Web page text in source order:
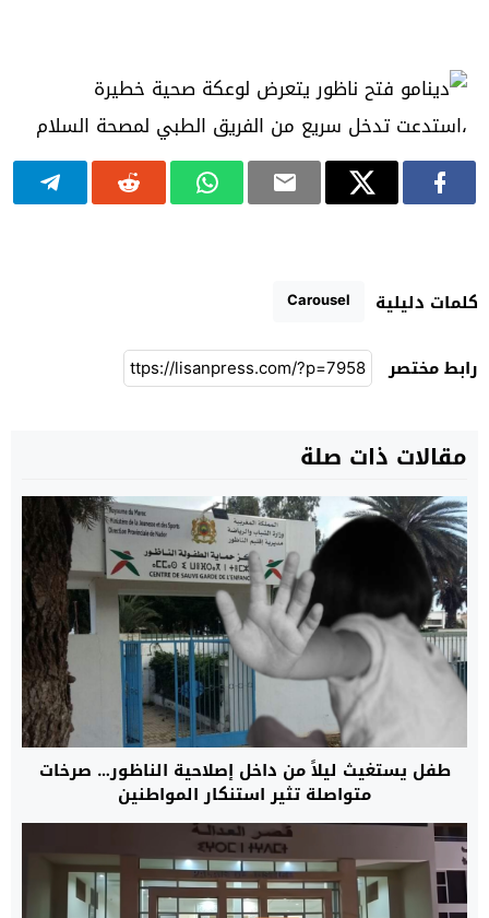
كلمات دليلية Carousel
رابط مختصر
مقالات ذات صلة
طفل يستغيث ليلاً من داخل إصلاحية الناظور… صرخات
متواصلة تثير استنكار المواطنين